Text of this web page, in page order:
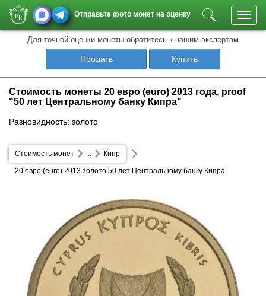
Отправьте фото монет на оценку
Для точной оценки монеты обратитесь к нашим экспертам
Продать Купить
Стоимость монеты 20 евро (euro) 2013 года, proof
"50 лет Центральному банку Кипра"
Разновидность: золото
Стоимость монет Кипр
...
20 евро (euro) 2013 золото 50 лет Центральному банку Кипра